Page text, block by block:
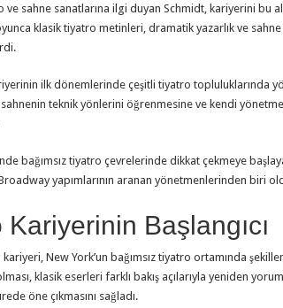
ve sahne sanatlarına ilgi duyan Schmidt, kariyerini bu
klasik tiyatro metinleri, dramatik yazarlık ve
ilk dönemlerinde çeşitli tiyatro topluluklarında
teknik yönlerini öğrenmesine ve kendi
bağımsız tiyatro çevrelerinde dikkat çekmeye
yapımlarının aranan yönetmenlerinden biri
Başlangıcı
kariyeri, New York’un bağımsız tiyatro ortamında
klasik eserleri farklı bakış açılarıyla yeniden
öne çıkmasını sağladı.